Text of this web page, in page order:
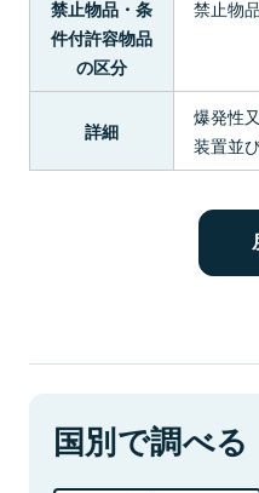
禁止物品・条
件付許容物品
の区分
禁止物品
詳細
爆発性
装置並
国別で調べる